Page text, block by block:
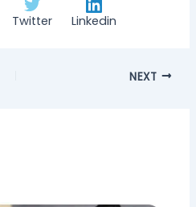
Twitter Linkedin
NEXT